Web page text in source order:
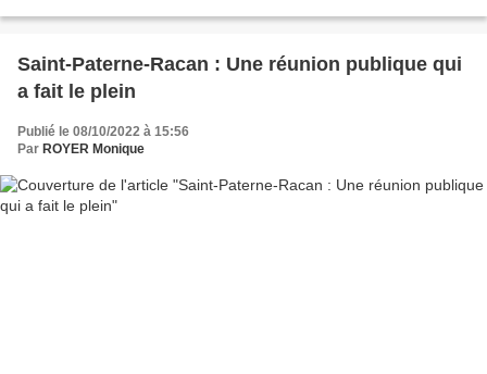
Saint-Paterne-Racan : Une réunion publique qui
a fait le plein
Publié le 08/10/2022 à 15:56
Par ROYER Monique